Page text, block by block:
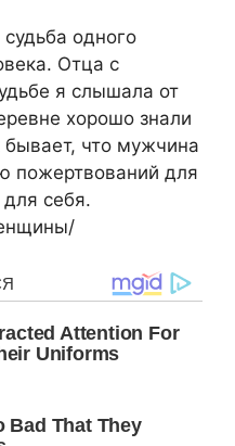
одного
Отца с
я слышала от
хорошо знали
бывает, что мужчина
пожертвований для
себя.